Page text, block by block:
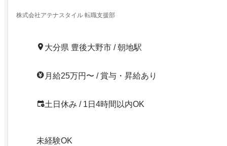
株式会社アテナスタイル 転職支援部
大分県 豊後大野市 / 朝地駅
月給25万円〜 / 賞与・昇給あり
土日休み / 1日4時間以内OK
未経験OK